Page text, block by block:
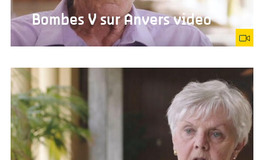
Bombes V sur Anvers video